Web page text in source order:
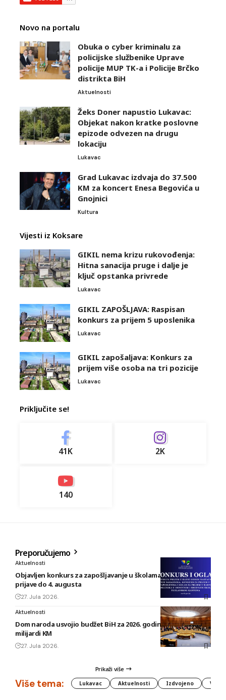
Novo na portalu
Obuka o cyber kriminalu za
policijske službenike Uprave
policije MUP TK-a i Policije Brčko
distrikta BiH
Aktuelnosti
Žeks Doner napustio Lukavac:
Objekat nakon kratke poslovne
epizode odvezen na drugu
lokaciju
Lukavac
Grad Lukavac izdvaja do 37.500
KM za koncert Enesa Begovića u
Gnojnici
Kultura
Vijesti iz Koksare
GIKIL nema krizu rukovođenja:
Hitna sanacija pruge i dalje je
ključ opstanka privrede
Lukavac
GIKIL ZAPOŠLJAVA: Raspisan
konkurs za prijem 5 uposlenika
Lukavac
GIKIL zapošaljava: Konkurs za
prijem više osoba na tri pozicije
Lukavac
Priključite se!
41K 2K
140
Preporučujemo
Aktuelnosti
Objavljen konkurs za zapošljavanje u školama TK: Rok za
prijave do 4. augusta
27. Jula 2026.
Aktuelnosti
Dom naroda usvojio budžet BiH za 2026. godinu vrijedan 1,58
milijardi KM
27. Jula 2026.
Prikaži više
Više tema: Lukavac Aktuelnosti Izdvojeno